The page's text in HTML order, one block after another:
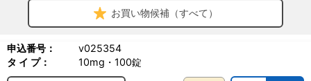
お買い物候補（すべて）
申込番号：
v025354
タ イ プ：
10mg・100錠